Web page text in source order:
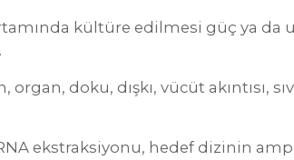
kültüre edilmesi güç ya
organ, doku, dışkı, vücüt
ekstraksiyonu, hedef dizinin